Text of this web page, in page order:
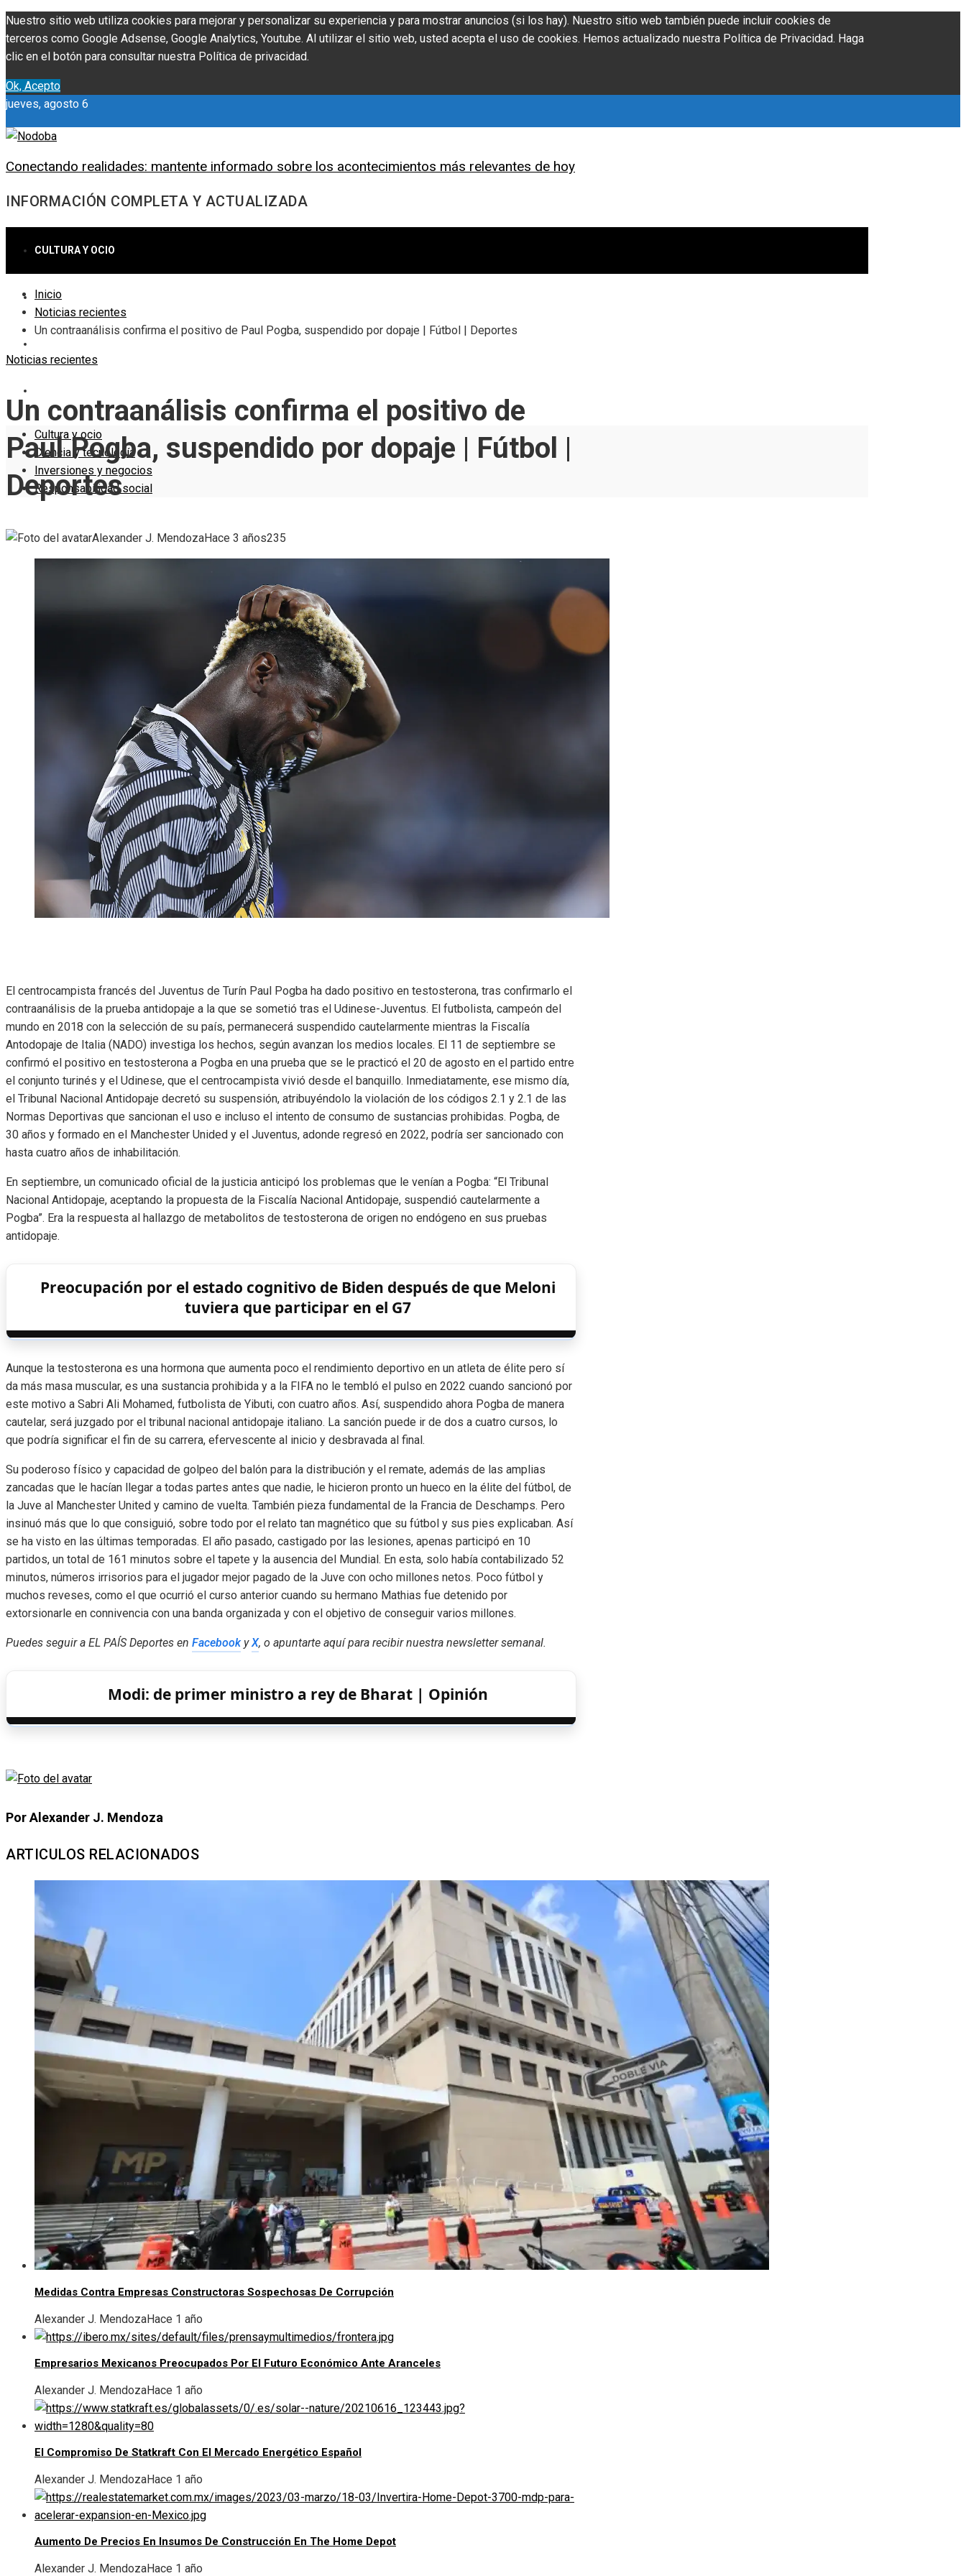
Nuestro sitio web utiliza cookies para mejorar y personalizar su experiencia y para mostrar anuncios (si los hay). Nuestro sitio web también puede incluir cookies de
terceros como Google Adsense, Google Analytics, Youtube. Al utilizar el sitio web, usted acepta el uso de cookies. Hemos actualizado nuestra Política de Privacidad. Haga
clic en el botón para consultar nuestra Política de privacidad.
Ok, Acepto
jueves, agosto 6
Conectando realidades: mantente informado sobre los acontecimientos más relevantes de hoy
INFORMACIÓN COMPLETA Y ACTUALIZADA
CULTURA Y OCIO
CIENCIA Y TECNOLOGÍA
Cultura y ocio
Ciencia y tecnología
Inversiones y negocios
Responsabilidad social
Inicio
Noticias recientes
Un contraanálisis confirma el positivo de Paul Pogba, suspendido por dopaje | Fútbol | Deportes
Noticias recientes
Un contraanálisis confirma el positivo de
Paul Pogba, suspendido por dopaje | Fútbol |
Deportes
Alexander J. MendozaHace 3 años235
El centrocampista francés del Juventus de Turín Paul Pogba ha dado positivo en testosterona, tras confirmarlo el
contraanálisis de la prueba antidopaje a la que se sometió tras el Udinese-Juventus. El futbolista, campeón del
mundo en 2018 con la selección de su país, permanecerá suspendido cautelarmente mientras la Fiscalía
Antodopaje de Italia (NADO) investiga los hechos, según avanzan los medios locales. El 11 de septiembre se
confirmó el positivo en testosterona a Pogba en una prueba que se le practicó el 20 de agosto en el partido entre
el conjunto turinés y el Udinese, que el centrocampista vivió desde el banquillo. Inmediatamente, ese mismo día,
el Tribunal Nacional Antidopaje decretó su suspensión, atribuyéndolo la violación de los códigos 2.1 y 2.1 de las
Normas Deportivas que sancionan el uso e incluso el intento de consumo de sustancias prohibidas. Pogba, de
30 años y formado en el Manchester Unided y el Juventus, adonde regresó en 2022, podría ser sancionado con
hasta cuatro años de inhabilitación.
En septiembre, un comunicado oficial de la justicia anticipó los problemas que le venían a Pogba: “El Tribunal
Nacional Antidopaje, aceptando la propuesta de la Fiscalía Nacional Antidopaje, suspendió cautelarmente a
Pogba”. Era la respuesta al hallazgo de metabolitos de testosterona de origen no endógeno en sus pruebas
antidopaje.
Preocupación por el estado cognitivo de Biden después de que Meloni
tuviera que participar en el G7
Aunque la testosterona es una hormona que aumenta poco el rendimiento deportivo en un atleta de élite pero sí
da más masa muscular, es una sustancia prohibida y a la FIFA no le tembló el pulso en 2022 cuando sancionó por
este motivo a Sabri Ali Mohamed, futbolista de Yibuti, con cuatro años. Así, suspendido ahora Pogba de manera
cautelar, será juzgado por el tribunal nacional antidopaje italiano. La sanción puede ir de dos a cuatro cursos, lo
que podría significar el fin de su carrera, efervescente al inicio y desbravada al final.
Su poderoso físico y capacidad de golpeo del balón para la distribución y el remate, además de las amplias
zancadas que le hacían llegar a todas partes antes que nadie, le hicieron pronto un hueco en la élite del fútbol, de
la Juve al Manchester United y camino de vuelta. También pieza fundamental de la Francia de Deschamps. Pero
insinuó más que lo que consiguió, sobre todo por el relato tan magnético que su fútbol y sus pies explicaban. Así
se ha visto en las últimas temporadas. El año pasado, castigado por las lesiones, apenas participó en 10
partidos, un total de 161 minutos sobre el tapete y la ausencia del Mundial. En esta, solo había contabilizado 52
minutos, números irrisorios para el jugador mejor pagado de la Juve con ocho millones netos. Poco fútbol y
muchos reveses, como el que ocurrió el curso anterior cuando su hermano Mathias fue detenido por
extorsionarle en connivencia con una banda organizada y con el objetivo de conseguir varios millones.
Puedes seguir a EL PAÍS Deportes en FacebookyX, o apuntarte aquí para recibirnuestra newsletter semanal.
Modi: de primer ministro a rey de Bharat | Opinión
Por Alexander J. Mendoza
ARTICULOS RELACIONADOS
Medidas Contra Empresas Constructoras Sospechosas De Corrupción
Alexander J. MendozaHace 1 año
Empresarios Mexicanos Preocupados Por El Futuro Económico Ante Aranceles
Alexander J. MendozaHace 1 año
El Compromiso De Statkraft Con El Mercado Energético Español
Alexander J. MendozaHace 1 año
Aumento De Precios En Insumos De Construcción En The Home Depot
Alexander J. MendozaHace 1 año